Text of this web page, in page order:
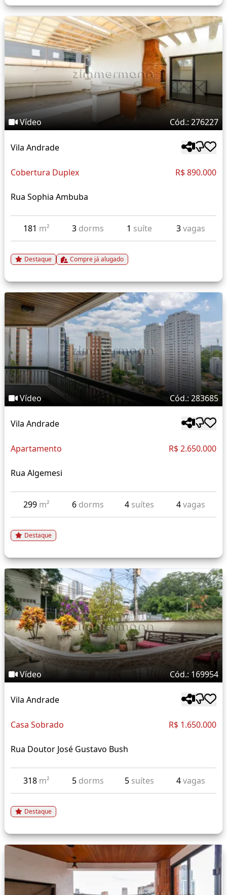
Vídeo Cód.: 276227
Vila Andrade
Cobertura Duplex R$ 890.000
Rua Sophia Ambuba
181 m² 3 dorms 1 suíte 3vagas
Destaque Compre já alugado
Vídeo Cód.: 283685
Vila Andrade
Apartamento R$ 2.650.000
Rua Algemesi
299 m² 6 dorms 4 suítes 4vagas
Destaque
Vídeo Cód.: 169954
Vila Andrade
Casa Sobrado R$ 1.650.000
Rua Doutor José Gustavo Bush
318 m² 5 dorms 5 suítes 4vagas
Destaque